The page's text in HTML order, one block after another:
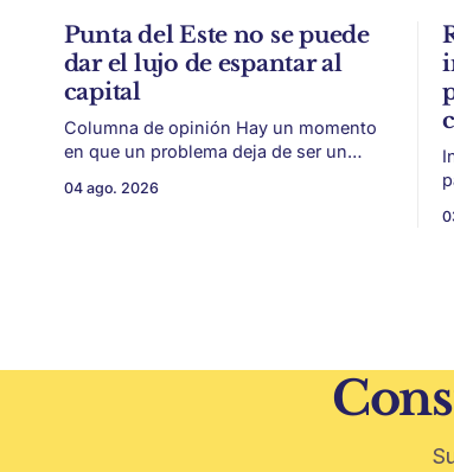
Punta del Este no se puede
dar el lujo de espantar al
capital
Columna de opinión Hay un momento
en que un problema deja de ser un
problema de país. Maldonado está en
04 ago. 2026